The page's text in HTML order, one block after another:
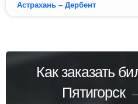
Астрахань – Дербент
Как заказать
Пятигорск